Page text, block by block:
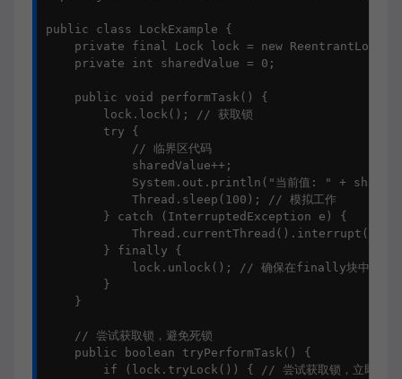
public class LockExample {
private final Lock lock = new
    private int sharedValue = 0;
    public void performTask() {
        lock.lock(); // 获取锁
        try {
            // 临界区代码
            sharedValue++;
System.out.println("当前值: " +
            Thread.sleep(100); // 模拟工作
        } catch (InterruptedException e) {
            Thread.currentThread().interrupt();
        } finally {
lock.unlock(); // 确保在finally块中释放
        }
    }
    // 尝试获取锁，避免死锁
    public boolean tryPerformTask() {
        if (lock.tryLock()) { // 尝试获取锁，立即返回